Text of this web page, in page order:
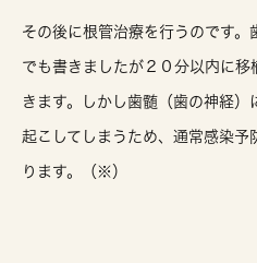
その後に根管治療を行うのです。
でも書きましたが２０分以内に
きます。しかし歯髄（歯の神経）
起こしてしまうため、通常感染予
ります。（※）